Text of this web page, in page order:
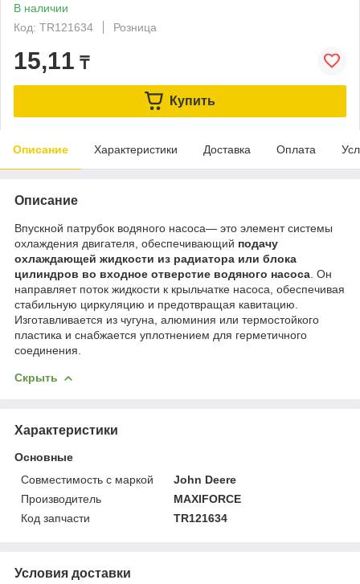
В наличии
Код: TR121634
Розница
15,11 ₸
Купить
Описание Характеристики Доставка Оплата
Описание
Впускной патрубок водяного насоса— это элемент системы
охлаждения двигателя, обеспечивающий подачу
охлаждающей жидкости из радиатора или блока
цилиндров во входное отверстие водяного насоса . Он
направляет поток жидкости к крыльчатке насоса, обеспечивая
стабильную циркуляцию и предотвращая кавитацию.
Изготавливается из чугуна, алюминия или термостойкого
пластика и снабжается уплотнением для герметичного
соединения.
Скрыть
Характеристики
Основные
Совместимость с маркой
John Deere
Производитель
MAXIFORCE
Код запчасти
TR121634
Условия доставки